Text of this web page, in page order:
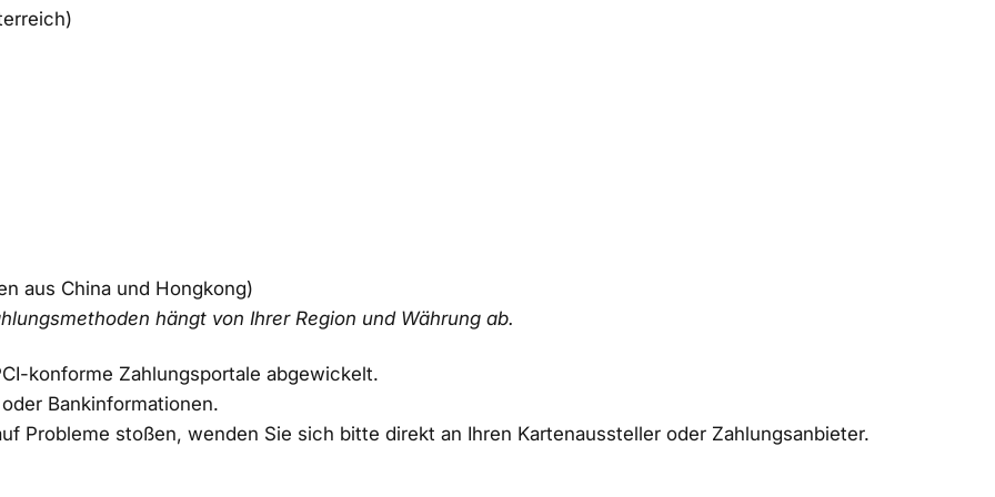
aus China und Hongkong)
hängt von Ihrer Region und Währung ab.
konforme Zahlungsportale abgewickelt.
Bankinformationen.
Probleme stoßen, wenden Sie sich bitte direkt an Ihren Kartenaussteller oder Zahlungsanbieter.